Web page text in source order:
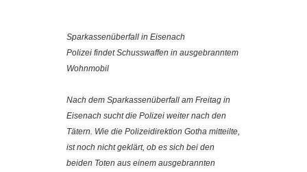
Sparkassenüberfall in Eisenach
Polizei findet Schusswaffen in ausgebranntem
Wohnmobil
Nach dem Sparkassenüberfall am Freitag in
Eisenach sucht die Polizei weiter nach den
Tätern. Wie die Polizeidirektion Gotha mitteilte,
ist noch nicht geklärt, ob es sich bei den
beiden Toten aus einem ausgebrannten